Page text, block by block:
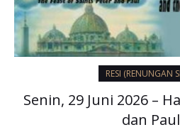
RESI (RENUNGAN
Senin, 29 Juni 2026 –
dan